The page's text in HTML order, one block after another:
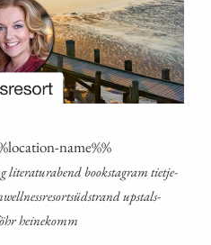
name%%
lite­ra­tur­abend booksta­gram tiet­je­
ups­tals­
heinekomm